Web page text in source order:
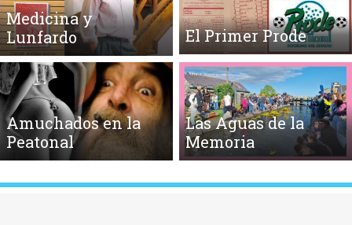
Medicina y
Lunfardo
El Primer Prode
Amuchados en la
Peatonal
Las Aguas de la
Memoria